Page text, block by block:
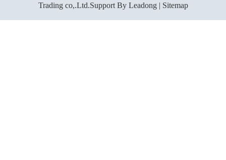
Trading co,.Ltd.Support By Leadong| Sitemap